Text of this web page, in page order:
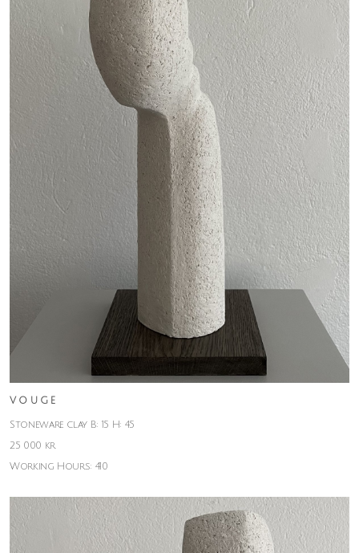
V O U G E
Stoneware clay B: 15 H: 45
25 000 kr
Working Hours: 410